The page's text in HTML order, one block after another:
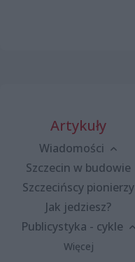
Artykuły
Wiadomości
Szczecin w budowie
Szczecińscy pionierzy
Jak jedziesz?
Publicystyka - cykle
Więcej